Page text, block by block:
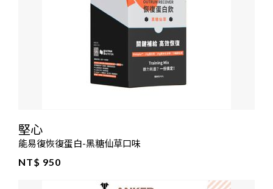
堅心
能易復恢復蛋白-黑糖仙草口味
NT$ 950